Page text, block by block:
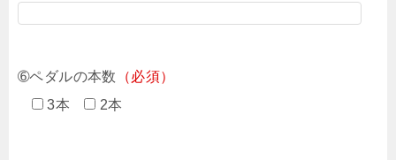
➅ペダルの本数
（必須）
3本
2本